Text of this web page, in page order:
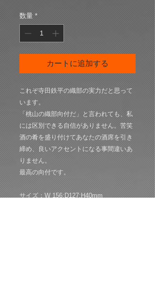
数量 *
カートに追加する
これぞ寺田鉄平の織部の実力だと思って
います。
「桃山の織部向付だ」と言われても、私
には区別できる自信がありません。苦笑
酒の肴を盛り付けてあなたの酒席を引き
締め、良いアクセントになる事間違いあ
りません。
最高の向付です。
サイズ：W 156:D127:H40mm